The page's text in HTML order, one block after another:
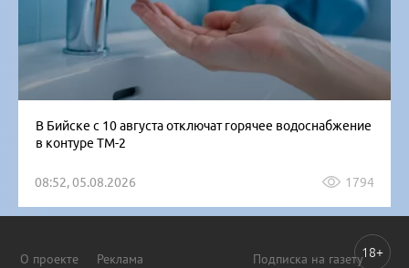
В Бийске с 10 августа отключат горячее водоснабжение
в контуре ТМ-2
08:52, 05.08.2026 1794
О проекте Реклама Подписка на газету18+